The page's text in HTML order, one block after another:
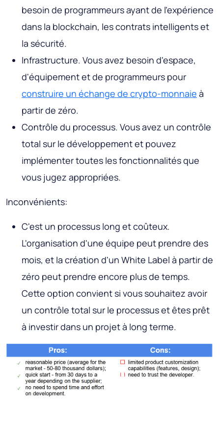
besoin de programmeurs ayant de l'expérience
dans la blockchain, les contrats intelligents et
la sécurité.
Infrastructure. Vous avez besoin d'espace,
d'équipement et de programmeurs pour
construire un échange de crypto-monnaie à
partir de zéro.
Contrôle du processus. Vous avez un contrôle
total sur le développement et pouvez
implémenter toutes les fonctionnalités que
vous jugez appropriées.
Inconvénients:
C'est un processus long et coûteux.
L'organisation d'une équipe peut prendre des
mois, et la création d'un White Label à partir de
zéro peut prendre encore plus de temps.
Cette option convient si vous souhaitez avoir
un contrôle total sur le processus et êtes prêt
à investir dans un projet à long terme.